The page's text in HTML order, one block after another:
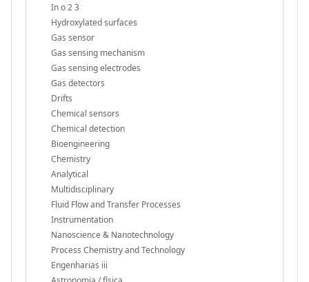
In o 2 3
Hydroxylated surfaces
Gas sensor
Gas sensing mechanism
Gas sensing electrodes
Gas detectors
Drifts
Chemical sensors
Chemical detection
Bioengineering
Chemistry
Analytical
Multidisciplinary
Fluid Flow and Transfer Processes
Instrumentation
Nanoscience & Nanotechnology
Process Chemistry and Technology
Engenharias iii